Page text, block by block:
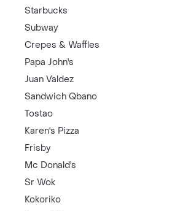
Starbucks
Subway
Crepes & Waffles
Papa John's
Juan Valdez
Sandwich Qbano
Tostao
Karen's Pizza
Frisby
Mc Donald's
Sr Wok
Kokoriko